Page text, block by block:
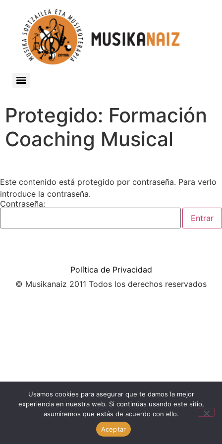
Protegido: Formación
Coaching Musical
Este contenido está protegido por contraseña. Para verlo
introduce la contraseña.
Contraseña:
Política de Privacidad
© Musikanaiz 2011 Todos los derechos reservados
Usamos cookies para asegurar que te damos la mejor
experiencia en nuestra web. Si continúas usando este sitio,
asumiremos que estás de acuerdo con ello.
Aceptar